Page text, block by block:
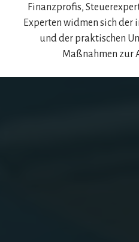
Finanzprofis,
Experten widmen sich
und der praktischen
Maßnahmen zur